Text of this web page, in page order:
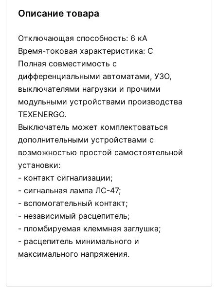
Описание товара
Отключающая способность: 6 кА
Время-токовая характеристика: C
Полная совместимость с
дифференциальными автоматами, УЗО,
выключателями нагрузки и прочими
модульными устройствами производства
TEXENERGO.
Выключатель может комплектоваться
дополнительными устройствами с
возможностью простой самостоятельной
установки:
- контакт сигнализации;
- сигнальная лампа ЛС-47;
- вспомогательный контакт;
- независимый расцепитель;
- пломбируемая клеммная заглушка;
- расцепитель минимального и
максимального напряжения.